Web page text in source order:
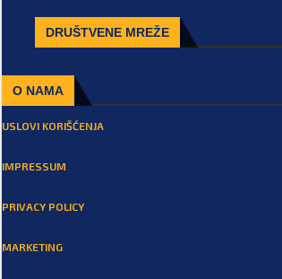
DRUŠTVENE MREŽE
O NAMA
USLOVI KORIŠĆENJA
IMPRESSUM
PRIVACY POLICY
MARKETING